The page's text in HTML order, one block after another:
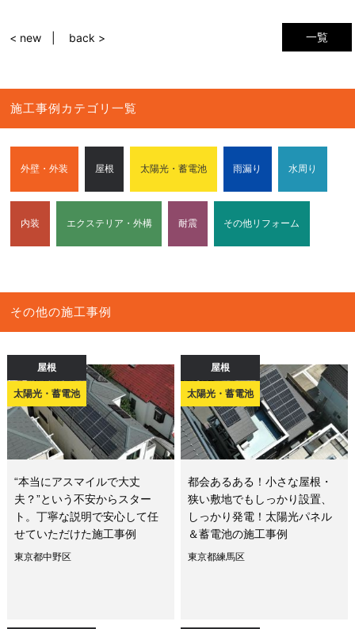
一覧
< new back >
施工事例カテゴリ一覧
外壁・外装 屋根 太陽光・蓄電池 雨漏り 水周り
内装 エクステリア・外構 耐震 その他リフォーム
その他の施工事例
屋根
太陽光・蓄電池
“本当にアスマイルで大丈
夫？”という不安からスター
ト。丁寧な説明で安心して任
せていただけた施工事例
東京都中野区
屋根
太陽光・蓄電池
都会あるある！小さな屋根・
狭い敷地でもしっかり設置、
しっかり発電！太陽光パネル
＆蓄電池の施工事例
東京都練馬区